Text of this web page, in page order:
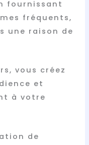
fournissant
fréquents,
une raison de
vous créez
et
à votre
de